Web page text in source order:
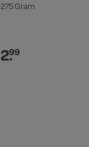
275 Gram
2.99